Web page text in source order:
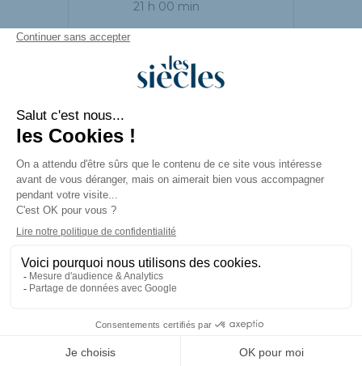
21 h 00 min
PARTAGEZ CET
Emarketing
COJT Cabinet Conseil Web